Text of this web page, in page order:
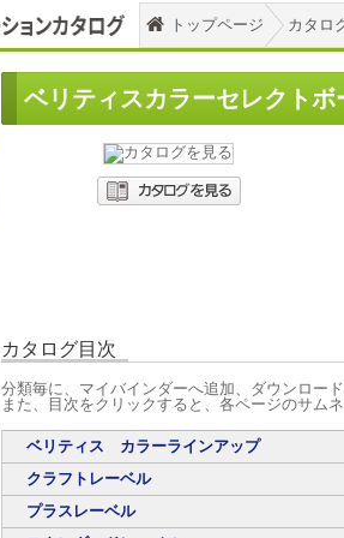
トップページ カタロ
ベリティスカラーセレクトボ
カタログ目次
分類毎に、マイバインダーへ追加、ダウンロー
また、目次をクリックすると、各ページのサム
ベリティス カラーラインアップ
クラフトレーベル
プラスレーベル